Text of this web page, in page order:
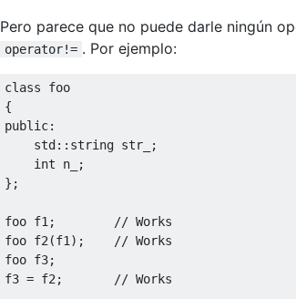
Pero parece que no puede darle ningún
operator!= . Por ejemplo:
class foo
{
public:
    std
:: string str_
;
int n_
;
};
foo f1 ;
// Works
foo f2 (f1 );
// Works
foo f3;
f3 = f2 ; // Works